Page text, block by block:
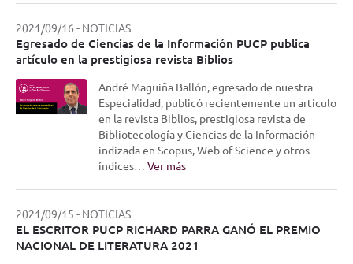
2021/09/16 - NOTICIAS
Egresado de Ciencias de la Información PUCP publica
artículo en la prestigiosa revista Biblios
André Maguiña Ballón, egresado de nuestra
Especialidad, publicó recientemente un artículo
en la revista Biblios, prestigiosa revista de
Bibliotecología y Ciencias de la Información
indizada en Scopus, Web of Science y otros
índices… Ver más
2021/09/15 - NOTICIAS
EL ESCRITOR PUCP RICHARD PARRA GANÓ EL PREMIO
NACIONAL DE LITERATURA 2021